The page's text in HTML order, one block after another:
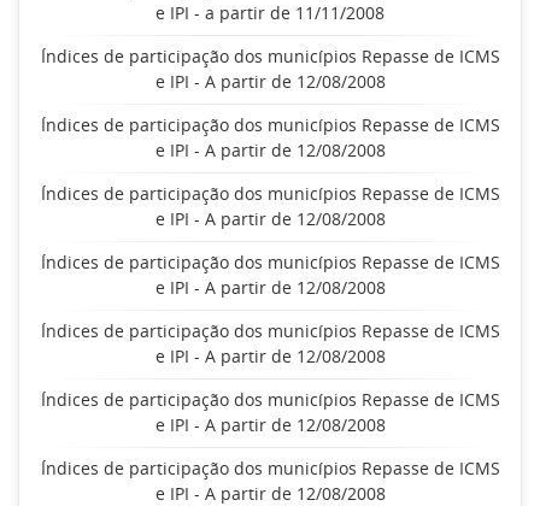
e IPI - a partir de 11/11/2008
Índices de participação dos municípios Repasse de ICMS
e IPI - A partir de 12/08/2008
Índices de participação dos municípios Repasse de ICMS
e IPI - A partir de 12/08/2008
Índices de participação dos municípios Repasse de ICMS
e IPI - A partir de 12/08/2008
Índices de participação dos municípios Repasse de ICMS
e IPI - A partir de 12/08/2008
Índices de participação dos municípios Repasse de ICMS
e IPI - A partir de 12/08/2008
Índices de participação dos municípios Repasse de ICMS
e IPI - A partir de 12/08/2008
Índices de participação dos municípios Repasse de ICMS
e IPI - A partir de 12/08/2008